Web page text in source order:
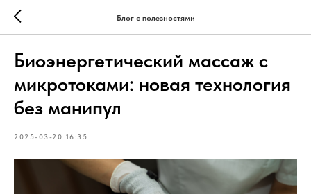
Блог с полезностями
Биоэнергетический массаж с
микротоками: новая технология
без манипул
2025-03-20 16:35